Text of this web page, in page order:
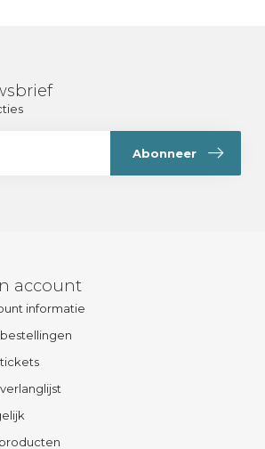
Abonneer
account
informatie